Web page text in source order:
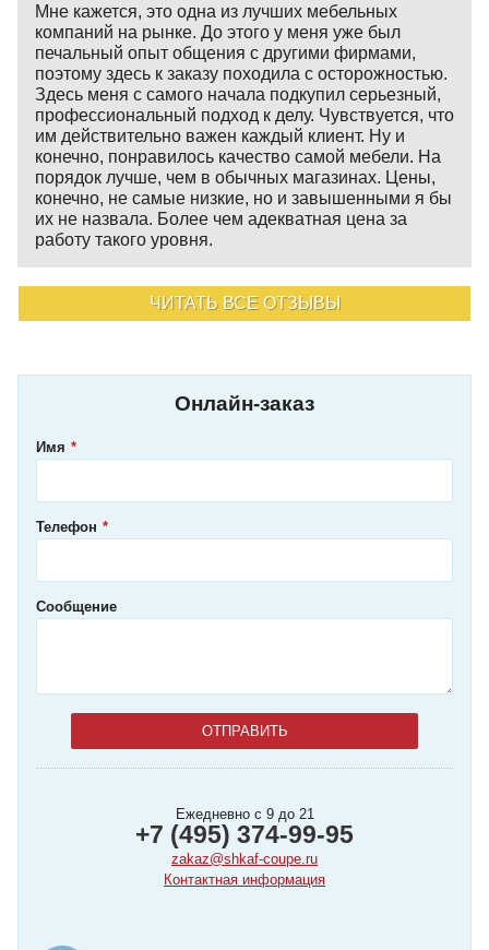
Мне кажется, это одна из лучших мебельных
компаний на рынке. До этого у меня уже был
печальный опыт общения с другими фирмами,
поэтому здесь к заказу походила с осторожностью.
Здесь меня с самого начала подкупил серьезный,
профессиональный подход к делу. Чувствуется, что
им действительно важен каждый клиент. Ну и
конечно, понравилось качество самой мебели. На
порядок лучше, чем в обычных магазинах. Цены,
конечно, не самые низкие, но и завышенными я бы
их не назвала. Более чем адекватная цена за
работу такого уровня.
ЧИТАТЬ ВСЕ ОТЗЫВЫ
Онлайн-заказ
Имя
Телефон
Сообщение
Ежедневно с 9 до 21
+7 (495) 374-99-95
zakaz@shkaf-coupe.ru
Контактная информация